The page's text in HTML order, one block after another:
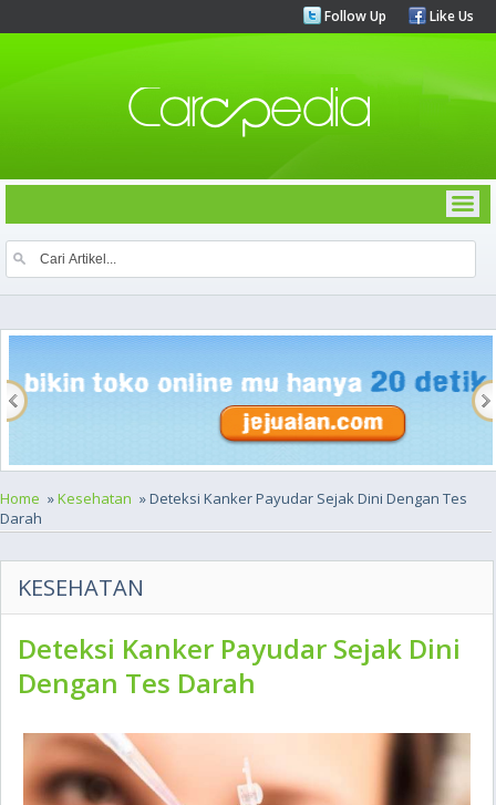
Follow Up Like Us
Home »Kesehatan » Deteksi Kanker Payudar Sejak Dini Dengan Tes
Darah
KESEHATAN
Deteksi Kanker Payudar Sejak Dini
Dengan Tes Darah